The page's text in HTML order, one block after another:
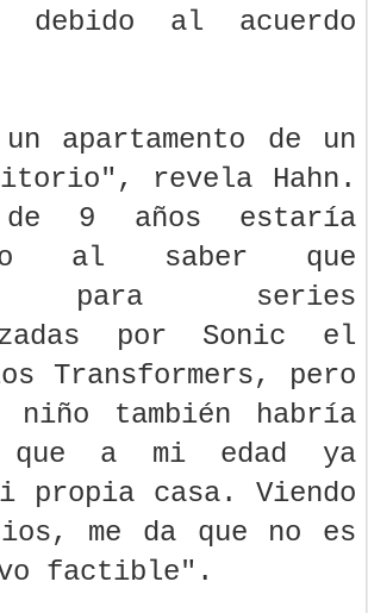
debido al acuerdo
apartamento de un
revela Hahn.
9 años estaría
al saber que
para series
por Sonic el
Transformers, pero
también habría
que a mi edad ya
propia casa. Viendo
me da que no es
factible".